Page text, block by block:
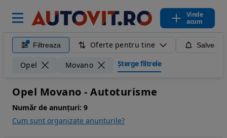
Vinde
acum
Filtreaza Oferte pentru tine
Opel Movano Șterge filtrele
Opel Movano - Autoturisme
Număr de anunțuri: 9
Cum sunt organizate anunturile?